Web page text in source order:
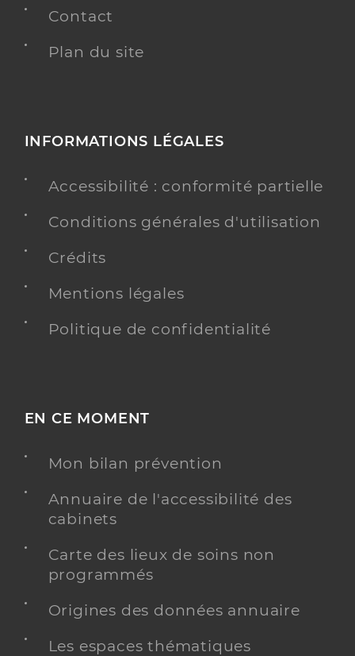
Contact
Plan du site
INFORMATIONS LÉGALES
Accessibilité : conformité partielle
Conditions générales d'utilisation
Crédits
Mentions légales
Politique de confidentialité
EN CE MOMENT
Mon bilan prévention
Annuaire de l'accessibilité des
cabinets
Carte des lieux de soins non
programmés
Origines des données annuaire
Les espaces thématiques